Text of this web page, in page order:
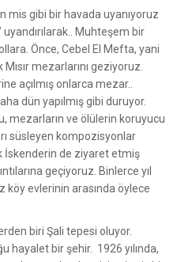
mis gibi bir havada uyanıyoruz
uyandırılarak.. Muhteşem bir
Önce, Cebel El Mefta, yani
mezarlarını geziyoruz.
açılmış onlarca mezar..
dün yapılmış gibi duruyor.
mezarların ve ölülerin koruyucu
süsleyen kompozisyonlar
İskenderin de ziyaret etmiş
geçiyoruz. Binlerce yıl
evlerinin arasında öylece
biri Şali tepesi oluyor.
hayalet bir şehir. 1926 yılında,